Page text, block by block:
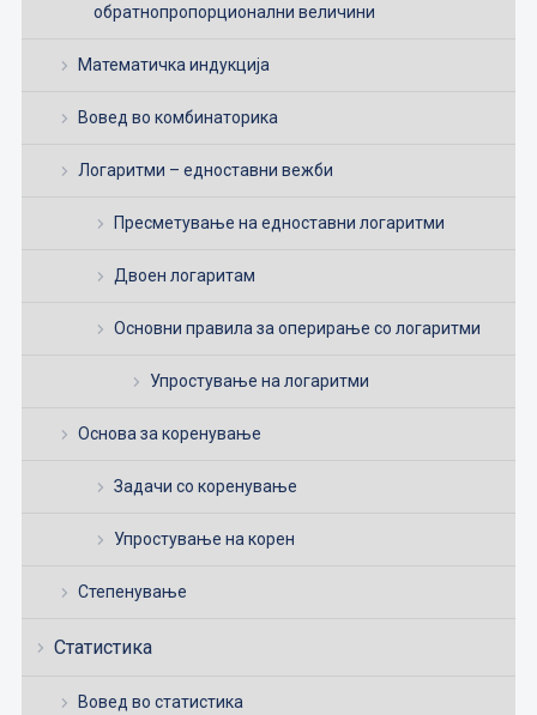
обратнопропорционални величини
Математичка индукција
Вовед во комбинаторика
Логаритми – едноставни вежби
Пресметување на едноставни логаритми
Двоен логаритам
Основни правила за оперирање со логаритми
Упростување на логаритми
Основа за коренување
Задачи со коренување
Упростување на корен
Степенување
Статистика
Вовед во статистика